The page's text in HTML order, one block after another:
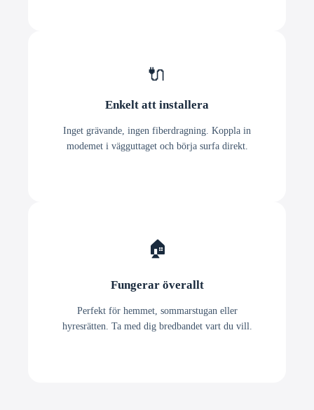
🔌
Enkelt att installera
Inget grävande, ingen fiberdragning. Koppla in
modemet i vägguttaget och börja surfa direkt.
🏠
Fungerar överallt
Perfekt för hemmet, sommarstugan eller
hyresrätten. Ta med dig bredbandet vart du vill.